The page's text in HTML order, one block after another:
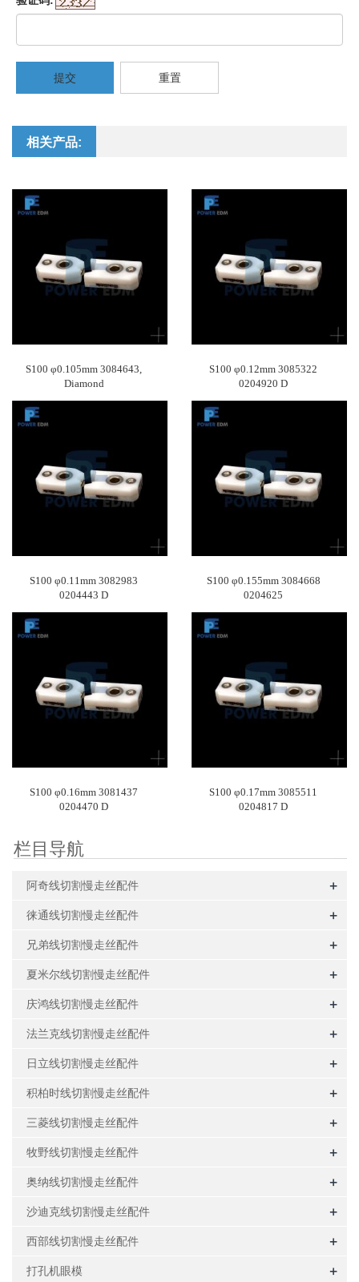
提交 重置
相关产品:
S100 φ0.105mm 3084643,
Diamond
S100 φ0.12mm 3085322
0204920 D
S100 φ0.11mm 3082983
0204443 D
S100 φ0.155mm 3084668
0204625
S100 φ0.16mm 3081437
0204470 D
S100 φ0.17mm 3085511
0204817 D
栏目导航
阿奇线切割慢走丝配件 +
徕通线切割慢走丝配件 +
兄弟线切割慢走丝配件 +
夏米尔线切割慢走丝配件 +
庆鸿线切割慢走丝配件 +
法兰克线切割慢走丝配件 +
日立线切割慢走丝配件 +
积柏时线切割慢走丝配件 +
三菱线切割慢走丝配件 +
牧野线切割慢走丝配件 +
奥纳线切割慢走丝配件 +
沙迪克线切割慢走丝配件 +
西部线切割慢走丝配件 +
打孔机眼模 +